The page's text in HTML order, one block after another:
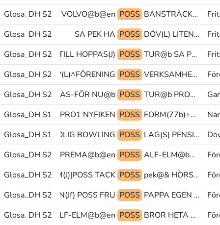
Glosa_DH S2
TANKA PEK VOLVO@b@en POSS BANSTRÄCKA(J) FÖRE GLOSA:MOT-RIKTNING
Glosa_DH S2
SA PEK HA POSS DÖV(L) LITEN-PERSON DÖV(L)
Glosa_DH S2
PRO1 SÄGA-TILL HOPPAS(J) POSS TUR@b SA PRO1
Glosa_DH S2
VIKTIG DÖV(L)^FÖRENING POSS VERKSAMHET(J)^HET@b TYCKA PRO1
Glosa_DH S2
PRO1 UTSÄTTAS-FÖR NU@b POSS TUR@b PRO1 GREPP(G)+HANTERA@p
Glosa_DH S1MEN PRO1 NYFIKEN POSS FORM(77b)+BESKRIVNING@p FORM(7b)+UTSTRÄCKNING@p>bröst NAMN
Glosa_DH S1TRO ROLIG BOWLING POSS LAG(S) PENSIONÄR PRO1
Glosa_DH S2
PRO1 JOBBA PREMA@b@en POSS ALF-ELM@b@en PI MEN
Glosa_DH S2
PRO1 VEM(J)|POSS TACK POSS pek@& HÖRSEL^SKADAD MAN(Jf)
Glosa_DH S2MAN(Jf) POSS FRU POSS PAPPA EGEN FÖRETAG
Glosa_DH S2
CHEF HETA ALF-ELM@b@en POSS BROR HETA LEIF@bn